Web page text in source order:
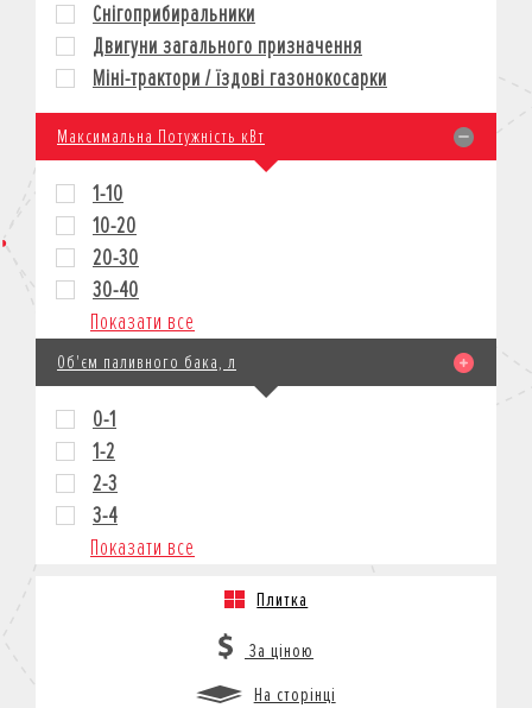
Снігоприбиральники
Двигуни загального призначення
Міні-трактори / їздові газонокосарки
Максимальна Потужність кВт
1-10
10-20
20-30
30-40
Показати все
Об'єм паливного бака, л
0-1
1-2
2-3
3-4
Показати все
Плитка
За ціною
На сторінці